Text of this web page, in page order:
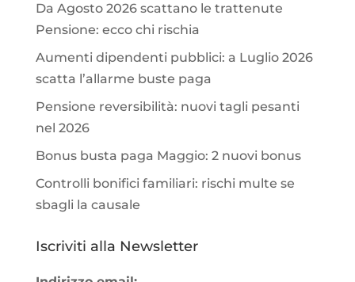
Da Agosto 2026 scattano le trattenute
Pensione: ecco chi rischia
Aumenti dipendenti pubblici: a Luglio 2026
scatta l’allarme buste paga
Pensione reversibilità: nuovi tagli pesanti
nel 2026
Bonus busta paga Maggio: 2 nuovi bonus
Controlli bonifici familiari: rischi multe se
sbagli la causale
Iscriviti alla Newsletter